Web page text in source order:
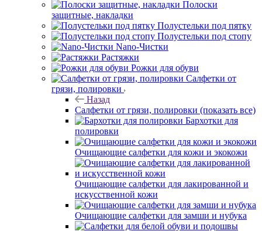
Полоски
защитные, накладки
Полустельки под пятку
Полустельки под стопу
Nano-Чистки
Растяжки
Рожки для обуви
Салфетки от
грязи, полировки
Назад
Салфетки от грязи, полировки (показать все)
Бархотки для
полировки
Очищающие салфетки для кожи и экокожи
Очищающие салфетки для лакированной и
искусственной кожи
Очищающие салфетки для замши и нубука